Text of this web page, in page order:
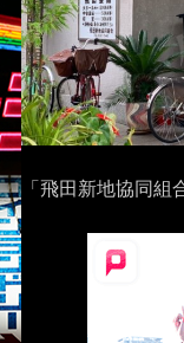
「飛田新地協同組